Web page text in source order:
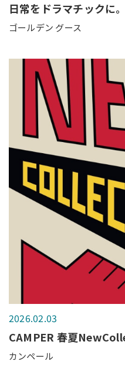
日常をドラマチックに
ゴールデン グース
2026.02.03
CAMPER 春夏
カンペール